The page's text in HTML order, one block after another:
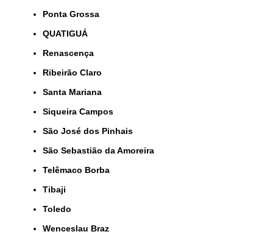
Ponta Grossa
QUATIGUÁ
Renascença
Ribeirão Claro
Santa Mariana
Siqueira Campos
São José dos Pinhais
São Sebastião da Amoreira
Telêmaco Borba
Tibaji
Toledo
Wenceslau Braz